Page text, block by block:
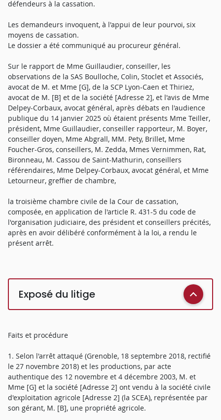
défendeurs à la cassation.
Les demandeurs invoquent, à l'appui de leur pourvoi, six
moyens de cassation.
Le dossier a été communiqué au procureur général.
Sur le rapport de Mme Guillaudier, conseiller, les
observations de la SAS Boulloche, Colin, Stoclet et Associés,
avocat de M. et Mme [G], de la SCP Lyon-Caen et Thiriez,
avocat de M. [B] et de la société [Adresse 2], et l'avis de Mme
Delpey-Corbaux, avocat général, après débats en l'audience
publique du 14 janvier 2025 où étaient présents Mme Teiller,
président, Mme Guillaudier, conseiller rapporteur, M. Boyer,
conseiller doyen, Mme Abgrall, MM. Pety, Brillet, Mme
Foucher-Gros, conseillers, M. Zedda, Mmes Vernimmen, Rat,
Bironneau, M. Cassou de Saint-Mathurin, conseillers
référendaires, Mme Delpey-Corbaux, avocat général, et Mme
Letourneur, greffier de chambre,
la troisième chambre civile de la Cour de cassation,
composée, en application de l'article R. 431-5 du code de
l'organisation judiciaire, des président et conseillers précités,
après en avoir délibéré conformément à la loi, a rendu le
présent arrêt.
Exposé du litige
Faits et procédure
1. Selon l'arrêt attaqué (Grenoble, 18 septembre 2018, rectifié
le 27 novembre 2018) et les productions, par acte
authentique des 12 novembre et 4 décembre 2003, M. et
Mme [G] et la société [Adresse 2] ont vendu à la société civile
d'exploitation agricole [Adresse 2] (la SCEA), représentée par
son gérant, M. [B], une propriété agricole.